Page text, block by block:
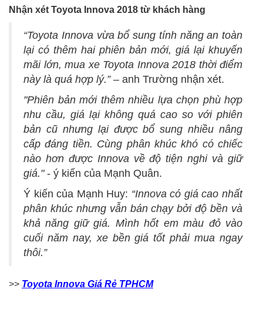
Nhận xét Toyota Innova 2018 từ khách hàng
“Toyota Innova vừa bổ sung tính năng an toàn
lại có thêm hai phiên bản mới, giá lại khuyến
mãi lớn, mua xe Toyota Innova 2018 thời điểm
này là quá hợp lý.”– anh Trường nhận xét.
"Phiên bản mới thêm nhiều lựa chọn phù hợp
nhu cầu, giá lại không quá cao so với phiên
bản cũ nhưng lại được bổ sung nhiều nâng
cấp đáng tiền. Cùng phân khúc khó có chiếc
nào hơn được Innova về độ tiện nghi và giữ
giá."- ý kiến của Mạnh Quân.
Ý kiến của Mạnh Huy: “Innova có giá cao nhất
phân khúc nhưng vẫn bán chạy bởi độ bền và
khả năng giữ giá. Mình hốt em màu đỏ vào
cuối năm nay, xe bền giá tốt phải mua ngay
thôi.”
>> Toyota Innova Giá Rẻ TPHCM